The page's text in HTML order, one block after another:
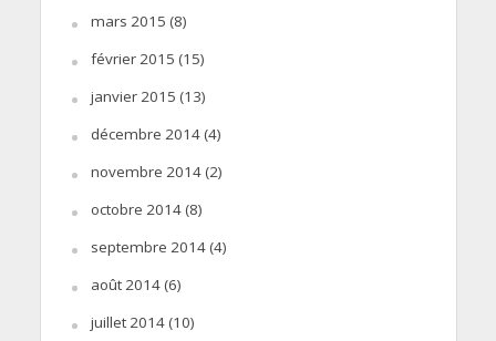
mars 2015 (8)
février 2015 (15)
janvier 2015 (13)
décembre 2014(4)
novembre 2014(2)
octobre 2014(8)
septembre 2014(4)
août 2014(6)
juillet 2014(10)